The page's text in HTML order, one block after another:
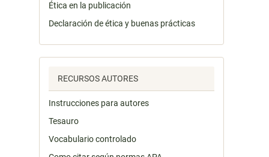
Ética en la publicación
Declaración de ética y buenas prácticas
RECURSOS AUTORES
Instrucciones para autores
Tesauro
Vocabulario controlado